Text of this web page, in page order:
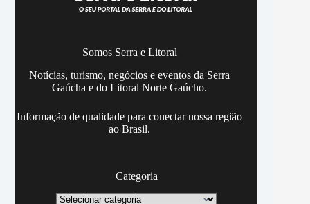
Somos Serra e Litoral
Notícias, turismo, negócios e eventos da Serra
Gaúcha e do Litoral Norte Gaúcho.
Informação de qualidade para conectar nossa região
ao Brasil.
Categoria
Categoria